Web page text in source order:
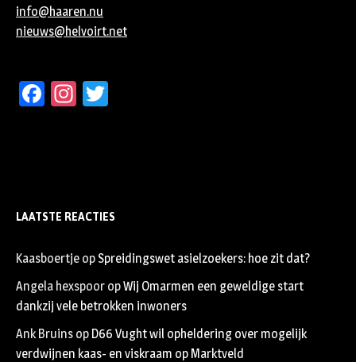
info@haaren.nu
nieuws@helvoirt.net
Facebook
Instagram
LAATSTE REACTIES
Kaasboertje op Spreidingswet asielzoekers: hoe zit dat?
Angela hexspoor opWij Omarmen een geweldige start
dankzij vele betrokken inwoners
Ank Bruins op D66 Vught wil opheldering over mogelijk
verdwijnen kaas- en viskraam op Marktveld